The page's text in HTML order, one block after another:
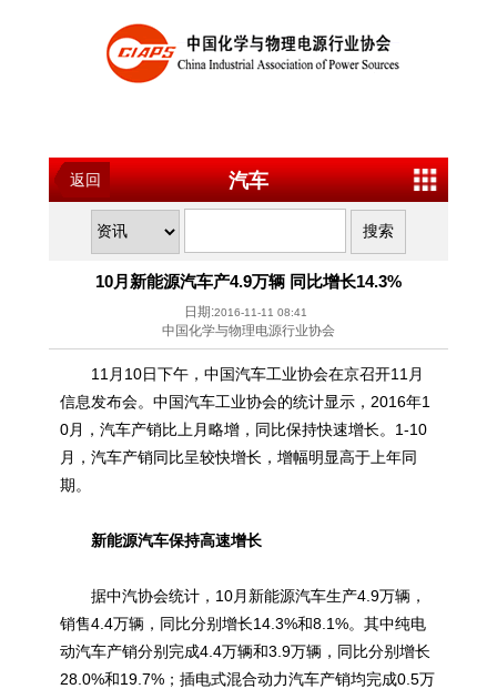
返回 汽车
10月新能源汽车产4.9万辆 同比增长14.3%
日期:2016-11-11 08:41
中国化学与物理电源行业协会
11月10日下午，中国汽车工业协会在京召开11月
信息发布会。中国汽车工业协会的统计显示，2016年1
0月，汽车产销比上月略增，同比保持快速增长。1-10
月，汽车产销同比呈较快增长，增幅明显高于上年同
期。
新能源汽车保持高速增长
据中汽协会统计，10月新能源汽车生产4.9万辆，
销售4.4万辆，同比分别增长14.3%和8.1%。其中纯电
动汽车产销分别完成4.4万辆和3.9万辆，同比分别增长
28.0%和19.7%；插电式混合动力汽车产销均完成0.5万